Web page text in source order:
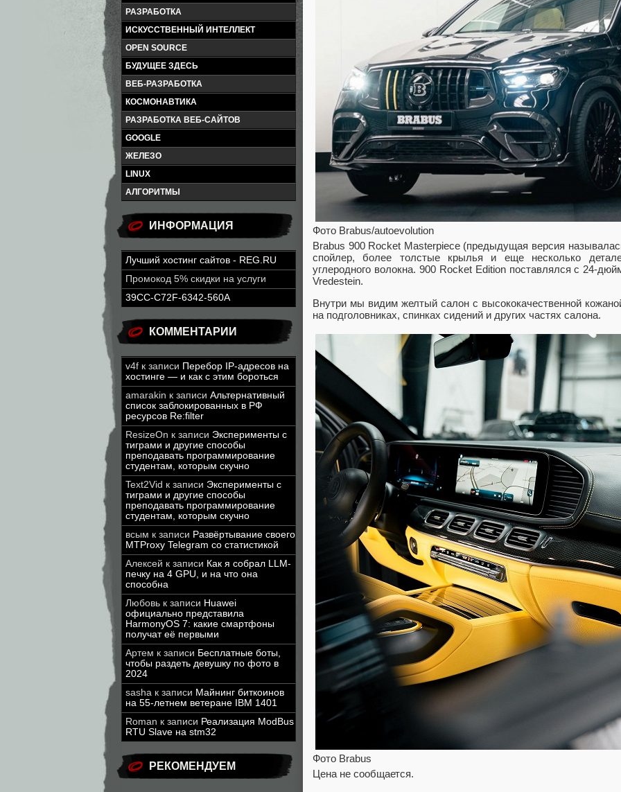
РАЗРАБОТКА
ИСКУССТВЕННЫЙ ИНТЕЛЛЕКТ
OPEN SOURCE
БУДУЩЕЕ ЗДЕСЬ
ВЕБ-РАЗРАБОТКА
КОСМОНАВТИКА
РАЗРАБОТКА ВЕБ-САЙТОВ
GOOGLE
ЖЕЛЕЗО
LINUX
АЛГОРИТМЫ
ИНФОРМАЦИЯ
Лучший хостинг сайтов - REG.RU
Промокод 5% скидки на услуги
39CC-C72F-6342-560A
КОММЕНТАРИИ
v4f к записи Перебор IP-адресов на
хостинге — и как с этим бороться
amarakin к записи Альтернативный
список заблокированных в РФ
ресурсов Re:filter
ResizeOn к записи Эксперименты с
тиграми и другие способы
преподавать программирование
студентам, которым скучно
Text2Vid к записи Эксперименты с
тиграми и другие способы
преподавать программирование
студентам, которым скучно
всым к записи Развёртывание своего
MTProxy Telegram со статистикой
Алексей к записи Как я собрал LLM-
печку на 4 GPU, и на что она
способна
Любовь к записи Huawei
официально представила
HarmonyOS 7: какие смартфоны
получат её первыми
Артем к записи Бесплатные боты,
чтобы раздеть девушку по фото в
2024
sasha к записи Майнинг биткоинов
на 55-летнем ветеране IBM 1401
Roman к записи Реализация ModBus
RTU Slave на stm32
РЕКОМЕНДУЕМ
Фото Brabus/autoevolution
Brabus 900 Rocket Masterpiece (предыдущая версия
спойлер, более толстые крылья и еще несколько
углеродного волокна. 900 Rocket Edition поставлялся с 24-
Vredestein.
Внутри мы видим желтый салон с высококачественной
на подголовниках, спинках сидений и других частях салона.
Фото Brabus
Цена не сообщается.